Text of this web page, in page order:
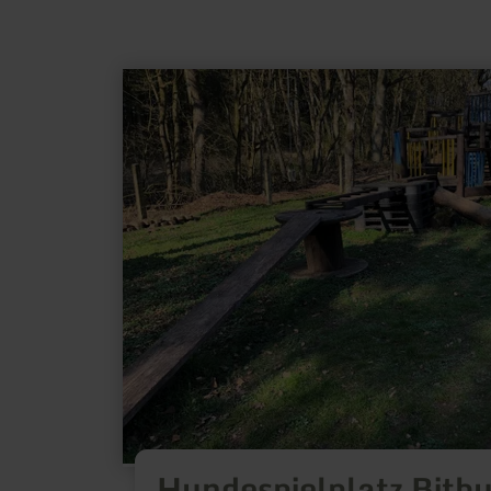
meer
informatie
over:
Hundespielplatz
Bitburg